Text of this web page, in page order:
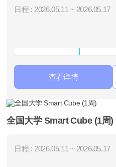
日程 : 2026.05.11 ~ 2026.05.17
查看详情
全国大学 Smart Cube (1周)
日程 : 2026.05.11 ~ 2026.05.17